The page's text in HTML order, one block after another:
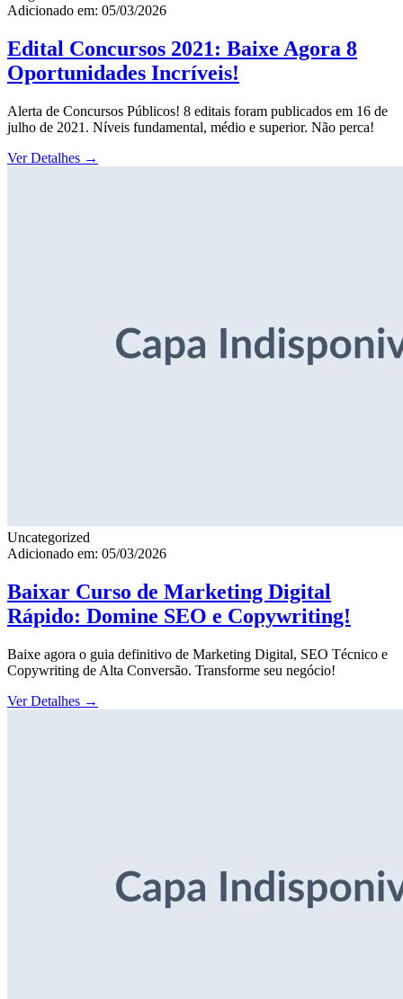
Adicionado em: 05/03/2026
Edital Concursos 2021: Baixe Agora 8
Oportunidades Incríveis!
Alerta de Concursos Públicos! 8 editais foram publicados em 16 de
julho de 2021. Níveis fundamental, médio e superior. Não perca!
Ver Detalhes →
Uncategorized
Adicionado em: 05/03/2026
Baixar Curso de Marketing Digital
Rápido: Domine SEO e Copywriting!
Baixe agora o guia definitivo de Marketing Digital, SEO Técnico e
Copywriting de Alta Conversão. Transforme seu negócio!
Ver Detalhes →